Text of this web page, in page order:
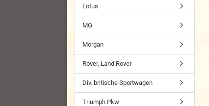
Lotus
MG
Morgan
Rover, Land Rover
Div. britische Sportwagen
Triumph Pkw